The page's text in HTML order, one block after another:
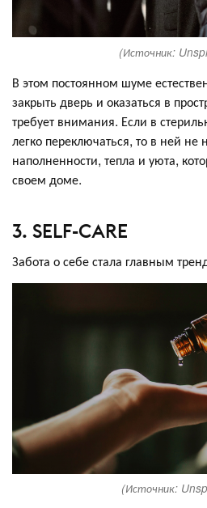
(Источник:
В этом постоянном шуме
закрыть дверь и оказаться в
требует внимания. Если в
легко переключаться, то в ней
наполненности, тепла и уюта,
своем доме.
3. SELF-CARE
Забота о себе стала главным
(Источник: